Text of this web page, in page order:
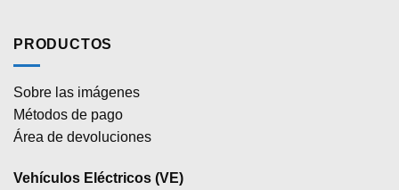
PRODUCTOS
Sobre las imágenes
Métodos de pago
Área de devoluciones
Vehículos Eléctricos (VE)